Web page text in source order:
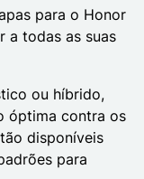
para o Honor
a todas as suas
ou híbrido,
óptima contra os
disponíveis
para